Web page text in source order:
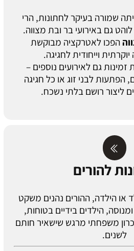
שמורה בעיקר לחתונות, הרי
גם באירועי בר ובת מצווה.
הפכו לאטרקציה מבוקשת
וייחודית לחגיגה.
זמינות גם לאירועים נוספים –
הפתעות לבני זוג או כל חגיגה
ליצור רושם בלתי נשכח.
להורים
הילדה, ההורים נהנים משקט
הילדים בידיים בטוחות,
משפחתי מרגש שישאיר חותם
לשנים.